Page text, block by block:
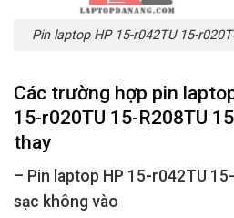
Pin laptop HP 15-r042TU 15-
Các trường hợp pin
15-r020TU 15-R208TU
thay
– Pin laptop HP 15-r042TU
sạc không vào